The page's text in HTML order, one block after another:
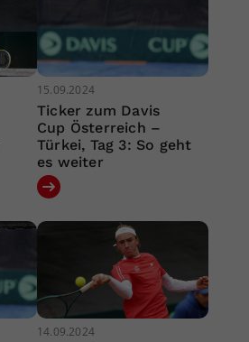
15.09.2024
Ticker zum Davis
Cup Österreich –
Türkei, Tag 3: So geht
es weiter
14.09.2024